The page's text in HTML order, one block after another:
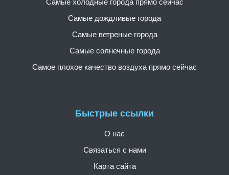
Быстрые ссылки
О нас
Связаться с нами
Карта сайта
Самые холодные города прямо сейчас
Самые дождливые города
Самые ветреные города
Самые солнечные города
Самое плохое качество воздуха прямо сейчас